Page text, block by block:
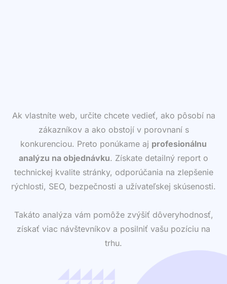
Ak vlastníte web, určite chcete vedieť, ako pôsobí na
konkurenciou. Preto ponúkame aj profesionálnu
analýzu na objednávku. Získate detailný report o
technickej kvalite stránky, odporúčania na zlepšenie
rýchlosti, SEO, bezpečnosti a užívateľskej skúsenosti.